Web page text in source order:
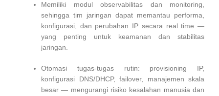
Memiliki modul observabilitas dan monitoring,
sehingga tim jaringan dapat memantau performa,
konfigurasi, dan perubahan IP secara real time —
yang penting untuk keamanan dan stabilitas
jaringan.
Otomasi tugas-tugas rutin: provisioning IP,
konfigurasi DNS/DHCP, failover, manajemen skala
besar — mengurangi risiko kesalahan manusia dan